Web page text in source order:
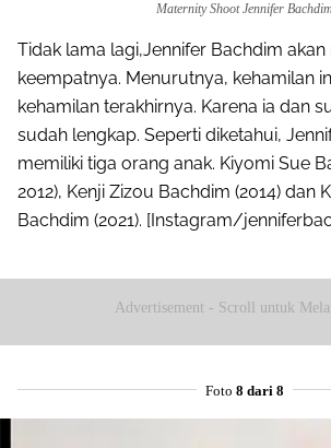
Maternity Shoot Jennifer Bachdim
Tidak lama lagi,Jennifer Bachdim
keempatnya. Menurutnya, kehamilan
kehamilan terakhirnya. Karena ia dan
sudah lengkap. Seperti diketahui,
memiliki tiga orang anak. Kiyomi Sue
2012), Kenji Zizou Bachdim (2014) dan
Bachdim (2021). [Instagram/
Advertisement - Scroll untuk
Foto 8 dari 8